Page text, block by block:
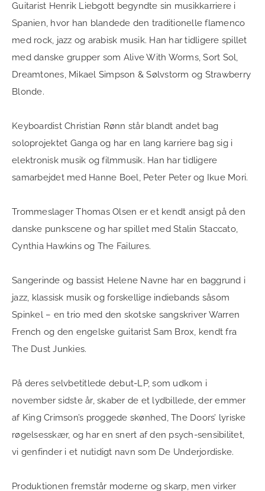
Guitarist Henrik Liebgott begyndte sin musikkarriere i
Spanien, hvor han blandede den traditionelle flamenco
med rock, jazz og arabisk musik. Han har tidligere spillet
med danske grupper som Alive With Worms, Sort Sol,
Dreamtones, Mikael Simpson & Sølvstorm og Strawberry
Blonde.
Keyboardist Christian Rønn står blandt andet bag
soloprojektet Ganga og har en lang karriere bag sig i
elektronisk musik og filmmusik. Han har tidligere
samarbejdet med Hanne Boel, Peter Peter og Ikue Mori.
Trommeslager Thomas Olsen er et kendt ansigt på den
danske punkscene og har spillet med Stalin Staccato,
Cynthia Hawkins og The Failures.
Sangerinde og bassist Helene Navne har en baggrund i
jazz, klassisk musik og forskellige indiebands såsom
Spinkel – en trio med den skotske sangskriver Warren
French og den engelske guitarist Sam Brox, kendt fra
The Dust Junkies.
På deres selvbetitlede debut-LP, som udkom i
november sidste år, skaber de et lydbillede, der emmer
af King Crimson’s proggede skønhed, The Doors’ lyriske
røgelsesskær, og har en snert af den psych-sensibilitet,
vi genfinder i et nutidigt navn som De Underjordiske.
Produktionen fremstår moderne og skarp, men virker